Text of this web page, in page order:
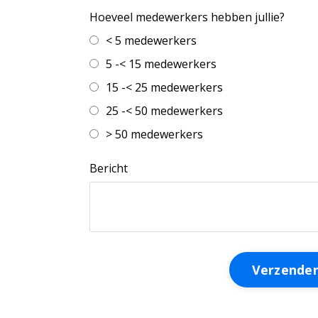
Hoeveel medewerkers hebben jullie?
< 5 medewerkers
5 -< 15 medewerkers
15 -< 25 medewerkers
25 -< 50 medewerkers
> 50 medewerkers
Bericht